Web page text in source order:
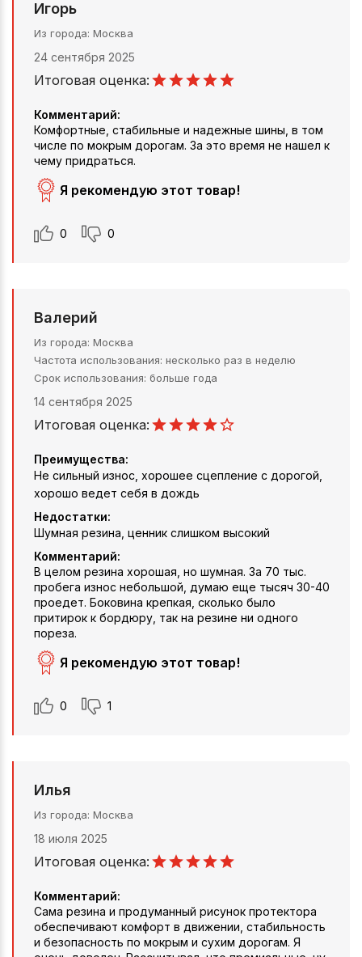
Игорь
Из города Москва
24 сентября 2025
Итоговая оценка:
Комментарий:
Комфортные, стабильные и надежные шины, в том
числе по мокрым дорогам. За это время не нашел к
чему придраться.
Я рекомендую этот товар!
0 0
Валерий
Из города Москва
Частота использования несколько раз в неделю
Срок использования больше года
14 сентября 2025
Итоговая оценка:
Преимущества:
Не сильный износ, хорошее сцепление с дорогой,
хорошо ведет себя в дождь
Недостатки:
Шумная резина, ценник слишком высокий
Комментарий:
В целом резина хорошая, но шумная. За 70 тыс.
пробега износ небольшой, думаю еще тысяч 30-40
проедет. Боковина крепкая, сколько было
притирок к бордюру, так на резине ни одного
пореза.
Я рекомендую этот товар!
0 1
Илья
Из города Москва
18 июля 2025
Итоговая оценка:
Комментарий:
Сама резина и продуманный рисунок протектора
обеспечивают комфорт в движении, стабильность
и безопасность по мокрым и сухим дорогам. Я